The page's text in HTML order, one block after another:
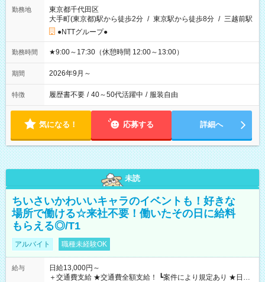
勤務地
東京都千代田区
大手町(東京都)駅から徒歩2分 / 東京駅から徒歩8分 / 三越前駅
●NTTグループ●
勤務時間 ★9:00～17:30（休憩時間 12:00～13:00）
期間 2026年9月～
特徴 履歴書不要 / 40～50代活躍中 / 服装自由
気になる！ 応募する 詳細へ
未読
ちいさいかわいいキャラのイベントも！好きな
場所で働ける☆来社不要！働いたその日に給料
もらえる◎/T1
アルバイト 職種未経験OK
給与
日給13,000円～
＋交通費支給 ★交通費全額支給！ ┗案件により規定あり ★日払